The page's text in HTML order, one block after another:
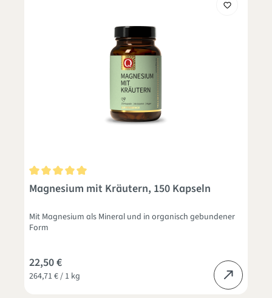
Durchschnittliche Bewertung von 5 von 5 Sternen
Magnesium mit Kräutern, 150 Kapseln
Mit Magnesium als Mineral und in organisch gebundener
Form
264,71 € / 1 kg
22,50 €